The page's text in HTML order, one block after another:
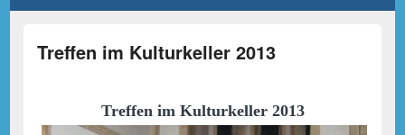
Treffen im Kulturkeller 2013
Treffen im Kulturkeller 2013